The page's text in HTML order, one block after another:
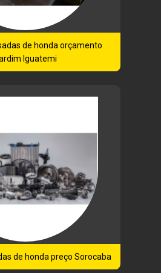
de honda orçamento
Iguatemi
de honda preço Sorocaba